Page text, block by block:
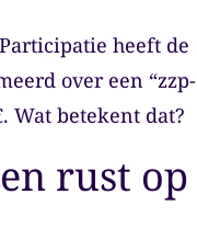
heeft de
over een “zzp-
Wat betekent dat?
rust op